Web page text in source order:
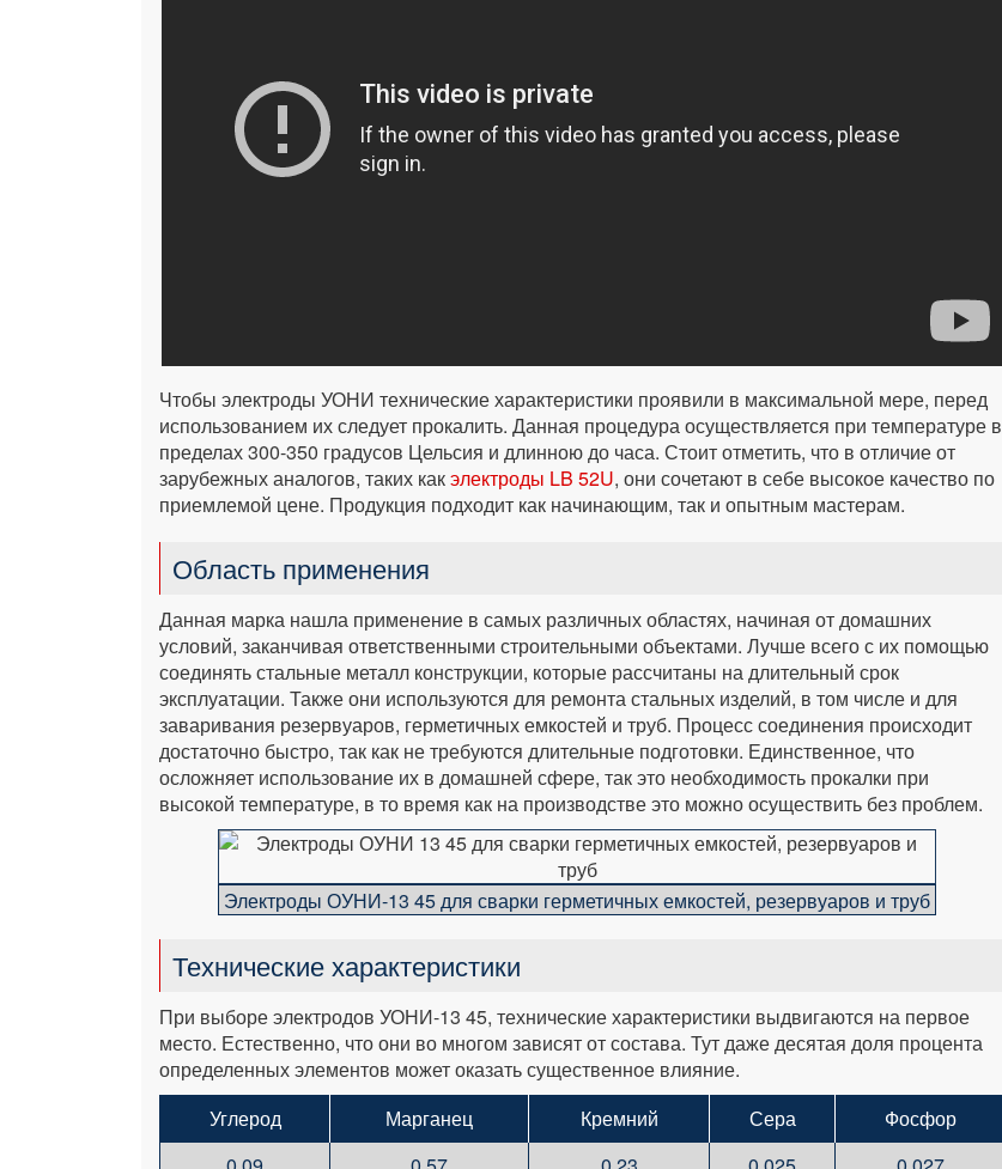
Чтобы электроды УОНИ технические характеристики проявили в максимальной мере, перед
использованием их следует прокалить. Данная процедура осуществляется при температуре в
пределах 300-350 градусов Цельсия и длинною до часа. Стоит отметить, что в отличие от
зарубежных аналогов, таких какэлектроды LB 52U, они сочетают в себе высокое качество по
приемлемой цене. Продукция подходит как начинающим, так и опытным мастерам.
Область применения
Данная марка нашла применение в самых различных областях, начиная от домашних
условий, заканчивая ответственными строительными объектами. Лучше всего с их помощью
соединять стальные металл конструкции, которые рассчитаны на длительный срок
эксплуатации. Также они используются для ремонта стальных изделий, в том числе и для
заваривания резервуаров, герметичных емкостей и труб. Процесс соединения происходит
достаточно быстро, так как не требуются длительные подготовки. Единственное, что
осложняет использование их в домашней сфере, так это необходимость прокалки при
высокой температуре, в то время как на производстве это можно осуществить без проблем.
Электроды ОУНИ-13 45 для сварки герметичных емкостей, резервуаров и труб
Технические характеристики
При выборе электродов УОНИ-13 45, технические характеристики выдвигаются на первое
место. Естественно, что они во многом зависят от состава. Тут даже десятая доля процента
определенных элементов может оказать существенное влияние.
Углерод
Марганец Кремний Сера
Фосфор